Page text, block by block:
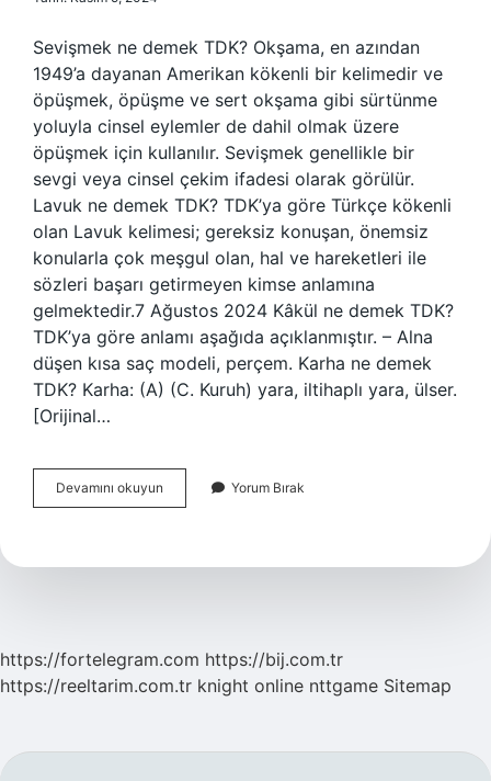
Sevişmek ne demek TDK? Okşama, en azından
1949’a dayanan Amerikan kökenli bir kelimedir ve
öpüşmek, öpüşme ve sert okşama gibi sürtünme
yoluyla cinsel eylemler de dahil olmak üzere
öpüşmek için kullanılır. Sevişmek genellikle bir
sevgi veya cinsel çekim ifadesi olarak görülür.
Lavuk ne demek TDK? TDK’ya göre Türkçe kökenli
olan Lavuk kelimesi; gereksiz konuşan, önemsiz
konularla çok meşgul olan, hal ve hareketleri ile
sözleri başarı getirmeyen kimse anlamına
gelmektedir.7 Ağustos 2024 Kâkül ne demek TDK?
TDK’ya göre anlamı aşağıda açıklanmıştır. – Alna
düşen kısa saç modeli, perçem. Karha ne demek
TDK? Karha: (A) (C. Kuruh) yara, iltihaplı yara, ülser.
[Orijinal…
Devamını okuyun
Ne
Yorum Bırak
https://fortelegram.com https://bij.com.tr
https://reeltarim.com.tr knight online nttgame Sitemap